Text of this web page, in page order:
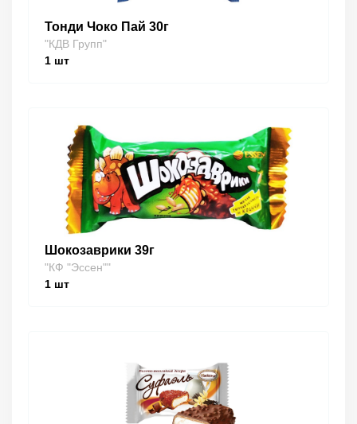
Тонди Чоко Пай 30г
"КДВ Групп"
1 шт
Шокозаврики 39г
"КФ "Эссен""
1 шт